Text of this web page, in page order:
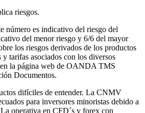
riesgos.
número es indicativo del riesgo del
del menor riesgo y 6/6 del mayor
los riesgos derivados de los productos
y tarifas asociados con los diversos
la página web de OANDA TMS
Documentos.
difíciles de entender. La CNMV
para inversores minoristas debido a
operativa en CFD´s y forex con